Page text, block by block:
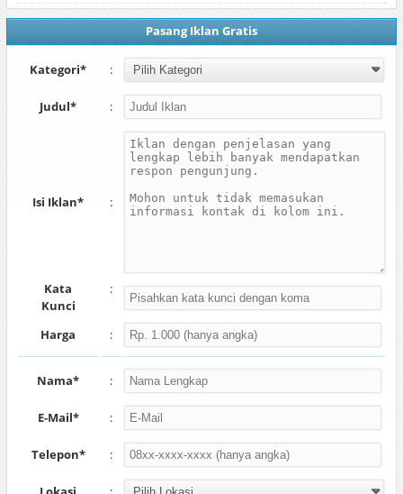
Pasang Iklan Gratis
Kategori* :
Judul* :
Isi Iklan* :
Kata
Kunci
:
Harga :
Nama* :
E-Mail* :
Telepon* :